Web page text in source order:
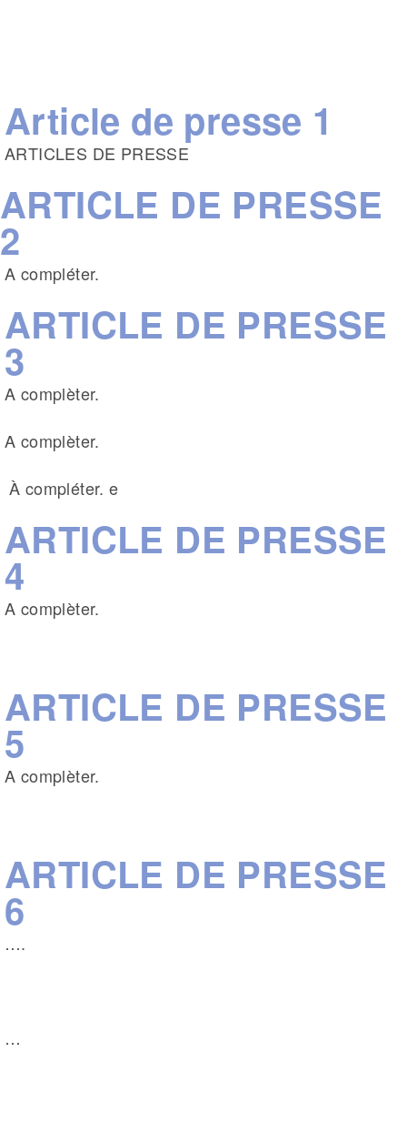
Article de presse 1
ARTICLES DE PRESSE
ARTICLE DE PRESSE
2
A compléter.
ARTICLE DE PRESSE
3
A complèter.
A complèter.
À compléter. e
ARTICLE DE PRESSE
4
A complèter.
ARTICLE DE PRESSE
5
A complèter.
ARTICLE DE PRESSE
6
….
…